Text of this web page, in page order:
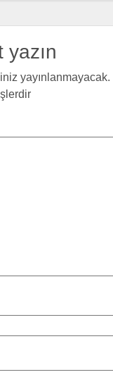
yazın
yayınlanmayacak.